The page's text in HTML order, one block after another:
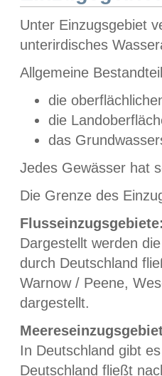
Unter Einzugsgebiet
unterirdisches
Allgemeine
die
die
das
Jedes Gewässer hat
Die Grenze des
Dargestellt werden
durch Deutschland
Warnow / Peene,
dargestellt.
In Deutschland gibt
Deutschland fließt